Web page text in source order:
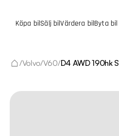
Köpa bilSälj bilVärdera bilByta bil
/Volvo/V60/D4 AWD 190hk